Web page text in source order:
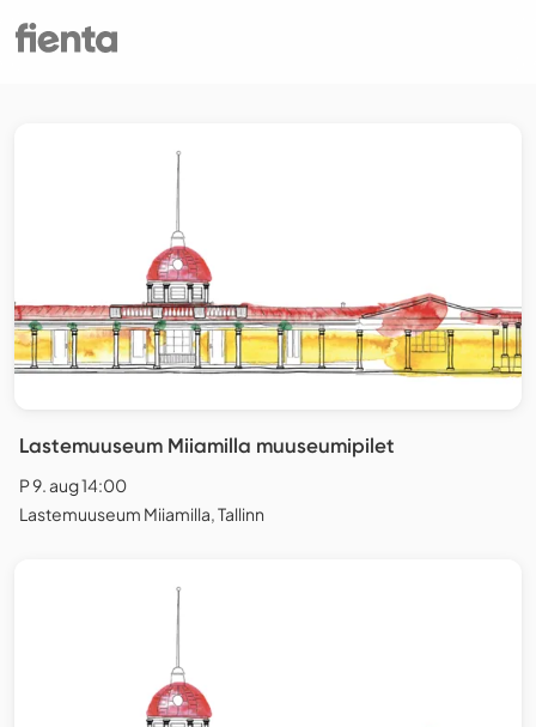
Lastemuuseum Miiamilla muuseumipilet
P 9. aug 14:00
Lastemuuseum Miiamilla, Tallinn